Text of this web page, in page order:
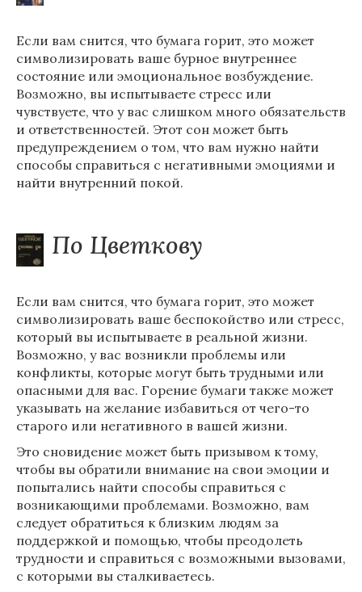
Если вам снится, что бумага горит, это может
символизировать ваше бурное внутреннее
состояние или эмоциональное возбуждение.
Возможно, вы испытываете стресс или
чувствуете, что у вас слишком много обязательств
и ответственностей. Этот сон может быть
предупреждением о том, что вам нужно найти
способы справиться с негативными эмоциями и
найти внутренний покой.
По Цветкову
Если вам снится, что бумага горит, это может
символизировать ваше беспокойство или стресс,
который вы испытываете в реальной жизни.
Возможно, у вас возникли проблемы или
конфликты, которые могут быть трудными или
опасными для вас. Горение бумаги также может
указывать на желание избавиться от чего-то
старого или негативного в вашей жизни.
Это сновидение может быть призывом к тому,
чтобы вы обратили внимание на свои эмоции и
попытались найти способы справиться с
возникающими проблемами. Возможно, вам
следует обратиться к близким людям за
поддержкой и помощью, чтобы преодолеть
трудности и справиться с возможными вызовами,
с которыми вы сталкиваетесь.